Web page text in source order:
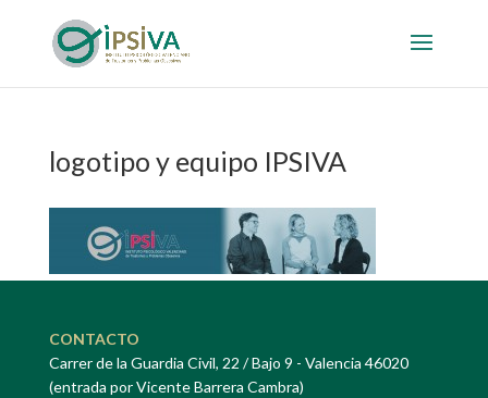
logotipo y equipo IPSIVA
CONTACTO
Carrer de la Guardia Civil, 22 / Bajo 9 - Valencia 46020
(entrada por Vicente Barrera Cambra)